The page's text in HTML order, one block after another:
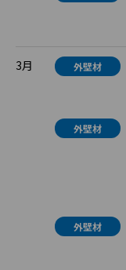
3月 外壁材
外壁材
外壁材